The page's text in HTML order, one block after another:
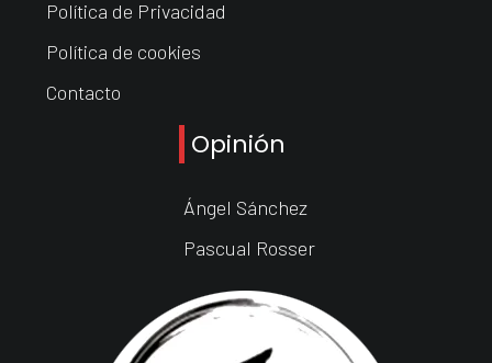
Política de Privacidad
Política de cookies
Contacto
Opinión
Ángel Sánchez
Pascual Rosser